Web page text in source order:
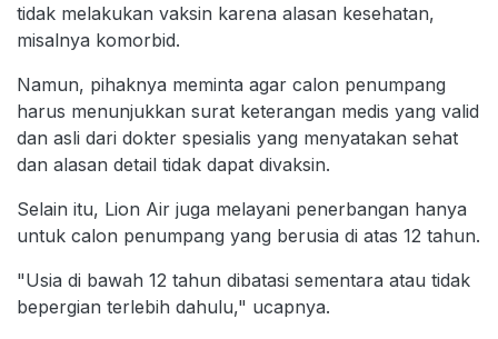
tidak melakukan vaksin karena alasan kesehatan,
misalnya komorbid.
Namun, pihaknya meminta agar calon penumpang
harus menunjukkan surat keterangan medis yang valid
dan asli dari dokter spesialis yang menyatakan sehat
dan alasan detail tidak dapat divaksin.
Selain itu, Lion Air juga melayani penerbangan hanya
untuk calon penumpang yang berusia di atas 12 tahun.
"Usia di bawah 12 tahun dibatasi sementara atau tidak
bepergian terlebih dahulu," ucapnya.